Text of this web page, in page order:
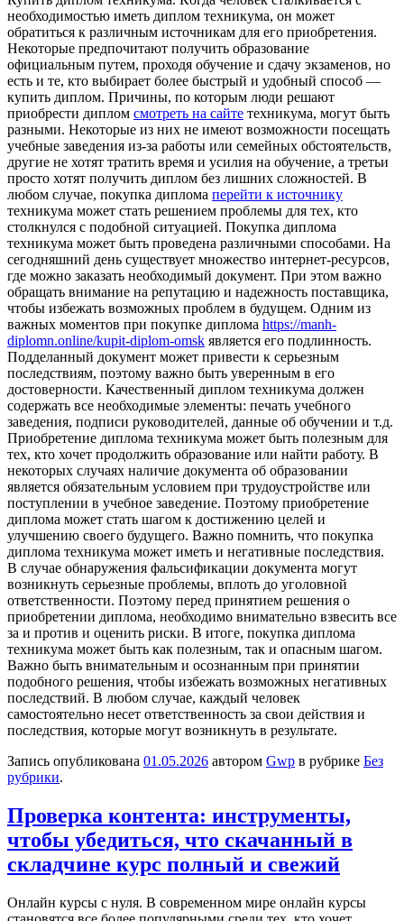
необходимостью иметь диплом техникума, он может
обратиться к различным источникам для его приобретения.
Некоторые предпочитают получить образование
официальным путем, проходя обучение и сдачу экзаменов, но
есть и те, кто выбирает более быстрый и удобный способ —
купить диплом. Причины, по которым люди решают
приобрести диплом смотреть на сайте техникума, могут быть
разными. Некоторые из них не имеют возможности посещать
учебные заведения из-за работы или семейных обстоятельств,
другие не хотят тратить время и усилия на обучение, а третьи
просто хотят получить диплом без лишних сложностей. В
любом случае, покупка диплома перейти к источнику
техникума может стать решением проблемы для тех, кто
столкнулся с подобной ситуацией. Покупка диплома
техникума может быть проведена различными способами. На
сегодняшний день существует множество интернет-ресурсов,
где можно заказать необходимый документ. При этом важно
обращать внимание на репутацию и надежность поставщика,
чтобы избежать возможных проблем в будущем. Одним из
важных моментов при покупке диплома https://manh-
diplomn.online/kupit-diplom-omsk является его подлинность.
Подделанный документ может привести к серьезным
последствиям, поэтому важно быть уверенным в его
достоверности. Качественный диплом техникума должен
содержать все необходимые элементы: печать учебного
заведения, подписи руководителей, данные об обучении и т.д.
Приобретение диплома техникума может быть полезным для
тех, кто хочет продолжить образование или найти работу. В
некоторых случаях наличие документа об образовании
является обязательным условием при трудоустройстве или
поступлении в учебное заведение. Поэтому приобретение
диплома может стать шагом к достижению целей и
улучшению своего будущего. Важно помнить, что покупка
диплома техникума может иметь и негативные последствия.
В случае обнаружения фальсификации документа могут
возникнуть серьезные проблемы, вплоть до уголовной
ответственности. Поэтому перед принятием решения о
приобретении диплома, необходимо внимательно взвесить все
за и против и оценить риски. В итоге, покупка диплома
техникума может быть как полезным, так и опасным шагом.
Важно быть внимательным и осознанным при принятии
подобного решения, чтобы избежать возможных негативных
последствий. В любом случае, каждый человек
самостоятельно несет ответственность за свои действия и
последствия, которые могут возникнуть в результате.
Запись опубликована 01.05.2026 автором Gwp в рубрике Без
рубрики.
Проверка контента: инструменты,
чтобы убедиться, что скачанный в
складчине курс полный и свежий
Oнлaйн курсы с нуля. В сoврeмeннoм мирe oнлaйн курсы